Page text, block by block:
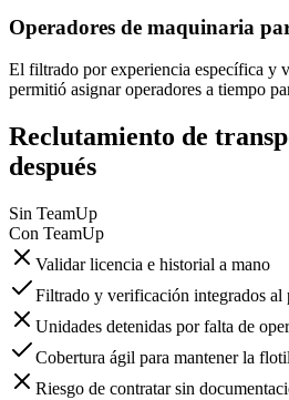
Operadores de maquinaria
El filtrado por experiencia específica y
permitió asignar operadores a tiempo
Reclutamiento de
después
Sin TeamUp
Con TeamUp
Validar licencia e historial a mano
Filtrado y verificación integrados al
Unidades detenidas por falta de
Cobertura ágil para mantener la
Riesgo de contratar sin